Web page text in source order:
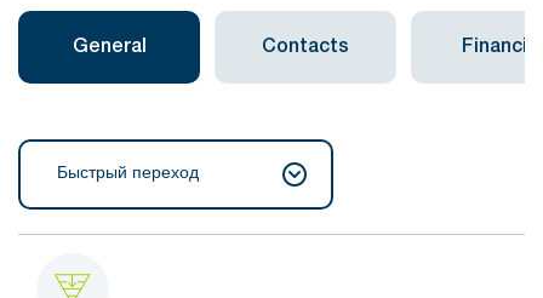
General Contacts Financial
Быстрый переход